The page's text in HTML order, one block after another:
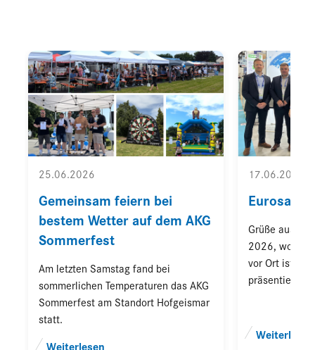
25.06.2026
Gemeinsam feiern bei
bestem Wetter auf dem AKG
Sommerfest
Am letzten Samstag fand bei
sommerlichen Temperaturen das AKG
Sommerfest am Standort Hofgeismar
statt.
Weiterlesen
17.06.2026
Grüße aus
2026, wo
vor Ort ist
präsentiert.
Weiterlesen